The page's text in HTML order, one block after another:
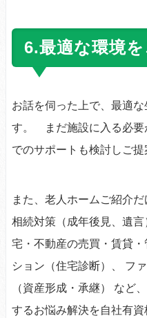
6.最適な環境
お話を伺った上で、最適
す。 まだ施設に入る必要
でのサポートも検討しご提
また、老人ホームご紹介
相続対策（成年後見、遺
宅・不動産の売買・賃貸
ション（住宅診断）、 フ
（資産形成・承継） など
するお悩み解決を自社有